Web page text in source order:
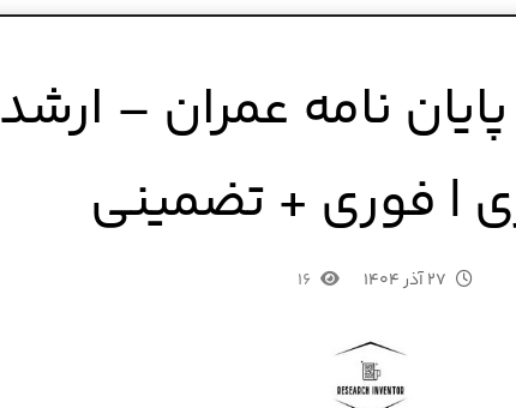
نامه عمران – ارشد
| فوری + تضمینی
۲۷ آذر ۱۴۰۴ ۱۶